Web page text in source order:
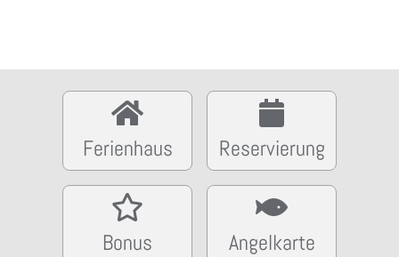
Ferienhaus Reservierung
Bonus Angelkarte